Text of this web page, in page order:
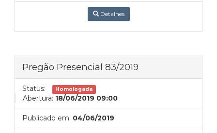
Detalhes
Pregão Presencial 83/2019
Status: Homologada
Abertura: 18/06/2019 09:00
Publicado em: 04/06/2019